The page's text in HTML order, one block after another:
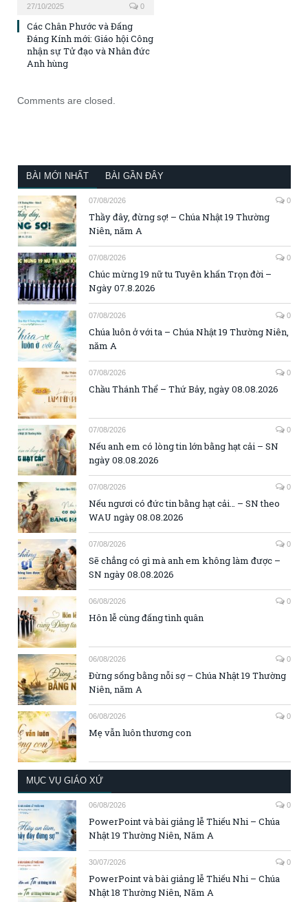
27/10/2025 0
Các Chân Phước và Đấng
Đáng Kính mới: Giáo hội Công
nhận sự Tử đạo và Nhân đức
Anh hùng
Comments are closed.
BÀI MỚI NHẤT BÀI GẦN ĐÂY
07/08/2026 0
Thầy đây, đừng sợ! – Chúa Nhật 19 Thường
Niên, năm A
07/08/2026 0
Chúc mừng 19 nữ tu Tuyên khấn Trọn đời –
Ngày 07.8.2026
07/08/2026 0
Chúa luôn ở với ta – Chúa Nhật 19 Thường Niên,
năm A
07/08/2026 0
Chầu Thánh Thể – Thứ Bảy, ngày 08.08.2026
07/08/2026 0
Nếu anh em có lòng tin lớn bằng hạt cải – SN
ngày 08.08.2026
07/08/2026 0
Nếu ngươi có đức tin bằng hạt cải… – SN theo
WAU ngày 08.08.2026
07/08/2026 0
Sẽ chẳng có gì mà anh em không làm được –
SN ngày 08.08.2026
06/08/2026 0
Hôn lễ cùng đấng tình quân
06/08/2026 0
Đừng sống bằng nỗi sợ – Chúa Nhật 19 Thường
Niên, năm A
06/08/2026 0
Mẹ vẫn luôn thương con
MỤC VỤ GIÁO XỨ
06/08/2026 0
PowerPoint và bài giảng lễ Thiếu Nhi – Chúa
Nhật 19 Thường Niên, Năm A
30/07/2026 0
PowerPoint và bài giảng lễ Thiếu Nhi – Chúa
Nhật 18 Thường Niên, Năm A